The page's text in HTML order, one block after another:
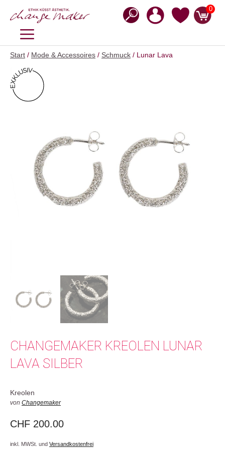
Inhalt
0
MENÜ
Start / Mode & Accessoires / Schmuck / Lunar Lava
CHANGEMAKER KREOLEN LUNAR
LAVA SILBER
Kreolen
von Changemaker
CHF 200.00
inkl. MWSt. und Versandkostenfrei